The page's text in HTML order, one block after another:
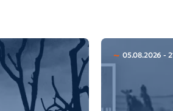
05.08.2026 -